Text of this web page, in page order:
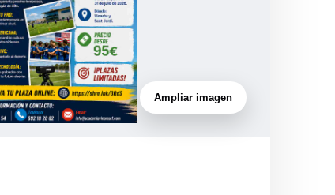
Ampliar imagen